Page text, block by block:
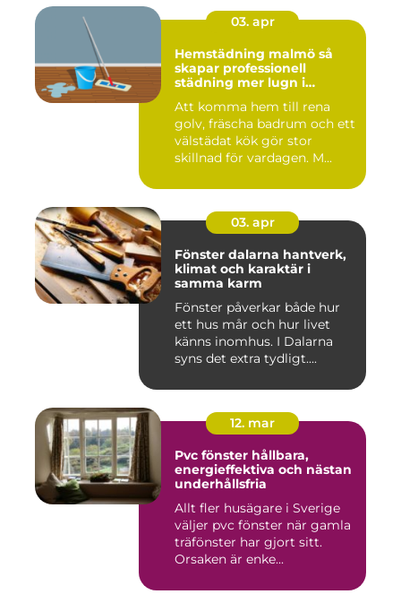
03. apr
Hemstädning malmö så
skapar professionell
städning mer lugn i
Att komma hem till rena
golv, fräscha badrum och ett
välstädat kök gör stor
skillnad för vardagen. M...
03. apr
Fönster dalarna hantverk,
klimat och karaktär i
samma karm
Fönster påverkar både hur
ett hus mår och hur livet
känns inomhus. I Dalarna
syns det extra tydligt....
12. mar
Pvc fönster hållbara,
energieffektiva och nästan
underhållsfria
Allt fler husägare i Sverige
väljer pvc fönster när gamla
träfönster har gjort sitt.
Orsaken är enke...